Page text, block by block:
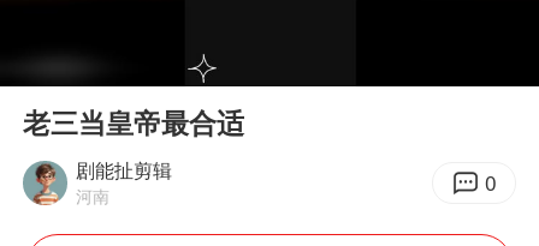
我国编制完成新版全月地质图
中国五箭齐发反制美国
Play
00:00
老三当皇帝最合适
剧能扯剪辑
河南 0